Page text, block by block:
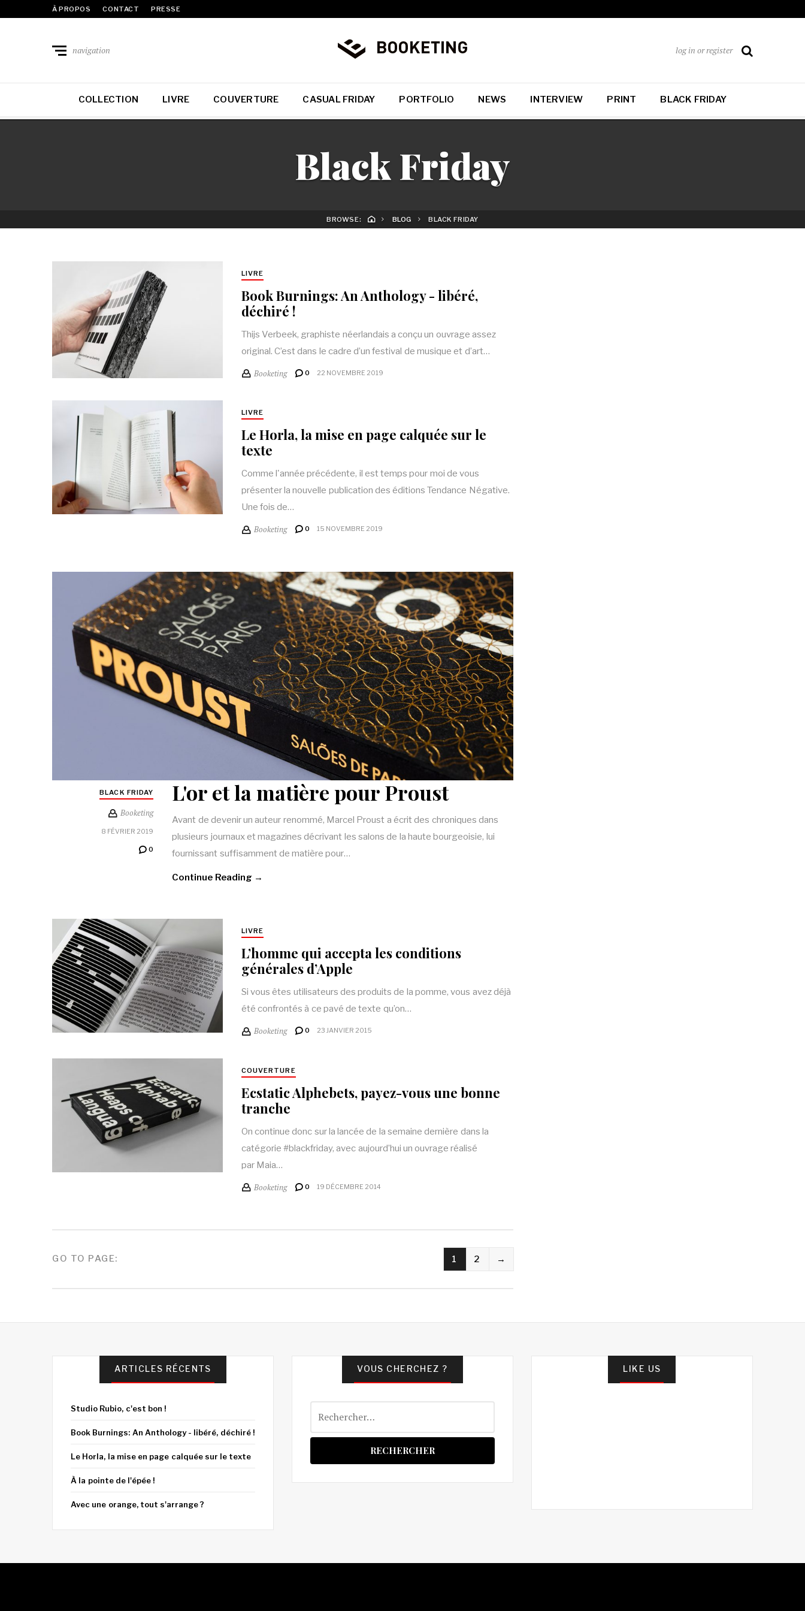
À PROPOS CONTACT PRESSE
navigation log in or register
COLLECTION LIVRE COUVERTURE CASUAL FRIDAY PORTFOLIO NEWS INTERVIEW PRINT BLACK FRIDAY
Black Friday
BROWSE: BLOG BLACK FRIDAY
LIVRE
Book Burnings: An Anthology - libéré,
déchiré !
Thijs Verbeek, graphiste néerlandais a conçu un ouvrage assez
original. C’est dans le cadre d’un festival de musique et d’art…
Booketing 0 22 NOVEMBRE 2019
LIVRE
Le Horla, la mise en page calquée sur le
texte
Comme l'année précédente, il est temps pour moi de vous
présenter la nouvelle publication des éditions Tendance Négative.
Une fois de…
Booketing 0 15 NOVEMBRE 2019
BLACK FRIDAY
Booketing
8 FÉVRIER 2019
0
L'or et la matière pour Proust
Avant de devenir un auteur renommé, Marcel Proust a écrit des chroniques dans
plusieurs journaux et magazines décrivant les salons de la haute bourgeoisie, lui
fournissant suffisamment de matière pour…
Continue Reading →
LIVRE
L’homme qui accepta les conditions
générales d’Apple
Si vous êtes utilisateurs des produits de la pomme, vous avez déjà
été confrontés à ce pavé de texte qu’on…
Booketing 0 23 JANVIER 2015
COUVERTURE
Ecstatic Alphebets, payez-vous une bonne
tranche
On continue donc sur la lancée de la semaine dernière dans la
catégorie #blackfriday, avec aujourd’hui un ouvrage réalisé
par Maia…
Booketing 0 19 DÉCEMBRE 2014
NAVIGATION
GO TO PAGE: 1 2 →
ARTICLES RÉCENTS
Studio Rubio, c'est bon !
Book Burnings: An Anthology - libéré, déchiré !
Le Horla, la mise en page calquée sur le texte
À la pointe de l'épée !
Avec une orange, tout s'arrange ?
VOUS CHERCHEZ ? LIKE US